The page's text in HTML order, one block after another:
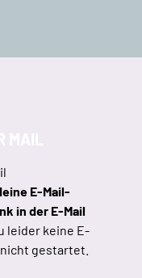
E-Mail-
in der E-Mail
leider keine E-
gestartet.